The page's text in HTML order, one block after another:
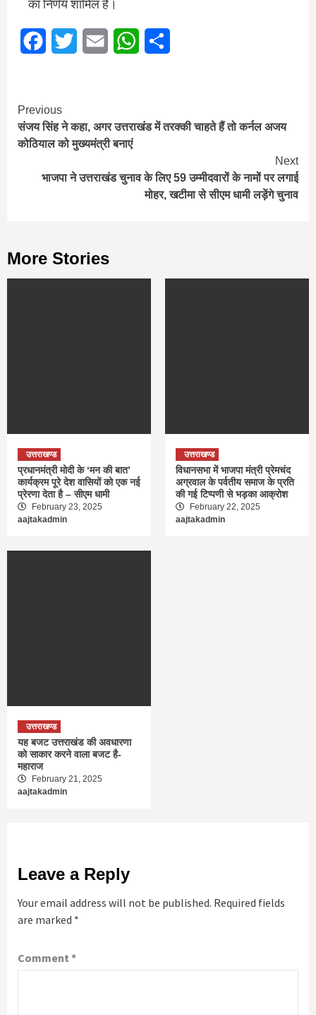
का निर्णय शामिल है।
FacebookTwitter Email WhatsApp
Continue
Reading
Previous
संजय सिंह ने कहा, अगर उत्तराखंड में तरक्की चाहते हैं तो कर्नल अजय
कोठियाल को मुख्यमंत्री बनाएं
Next
भाजपा ने उत्तराखंड चुनाव के लिए 59 उम्मीदवारों के नामों पर लगाई
मोहर, खटीमा से सीएम धामी लड़ेंगे चुनाव
More Stories
उत्तराखण्ड
प्रधानमंत्री मोदी के ‘मन की बात’
कार्यक्रम पूरे देश वासियों को एक नई
प्रेरणा देता है – सीएम धामी
February 23, 2025
aajtakadmin
उत्तराखण्ड
विधानसभा में भाजपा मंत्री प्रेमचंद
अग्रवाल के पर्वतीय समाज के प्रति
की गई टिप्पणी से भड़का आक्रोश
February 22, 2025
aajtakadmin
उत्तराखण्ड
यह बजट उत्तराखंड की अवधारणा
को साकार करने वाला बजट है-
महाराज
February 21, 2025
aajtakadmin
Leave a Reply
Your email address will not be published. Required fields
are marked *
Comment *